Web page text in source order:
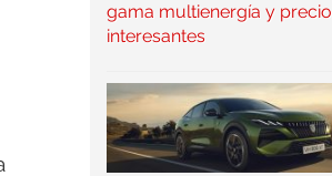
gama multienergía y
interesantes